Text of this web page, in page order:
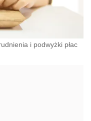
i podwyżki płac